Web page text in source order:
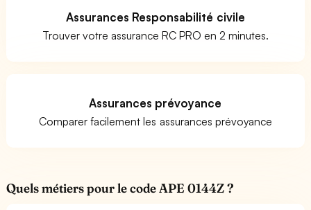
Assurances Responsabilité civile
Trouver votre assurance RC PRO en 2 minutes.
Assurances prévoyance
Comparer facilement les assurances prévoyance
Quels métiers pour le code APE 0144Z ?